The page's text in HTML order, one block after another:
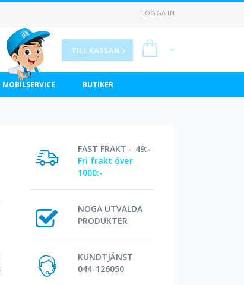
LOGGA IN
Min kundvagn
TILL KASSAN
MOBILSERVICE BUTIKER
FAST FRAKT - 49:-
Fri frakt över
1000:-
NOGA UTVALDA
PRODUKTER
KUNDTJÄNST
044-126050